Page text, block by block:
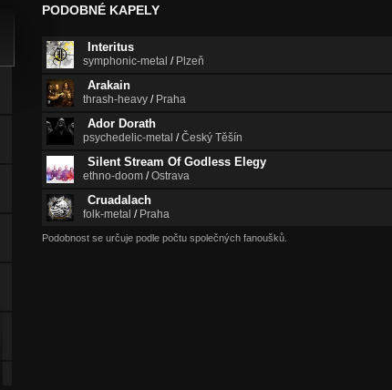
PODOBNÉ KAPELY
Interitus
symphonic-metal / Plzeň
Arakain
thrash-heavy / Praha
Ador Dorath
psychedelic-metal /Český Těšín
Silent Stream Of Godless Elegy
ethno-doom /Ostrava
Cruadalach
folk-metal / Praha
Podobnost se určuje podle počtu společných fanoušků.